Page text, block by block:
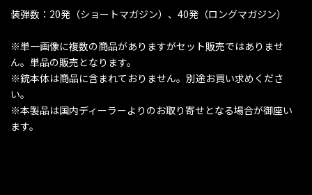
装弾数：20発（ショートマガジン）、40発（ロングマガジン）
※単一画像に複数の商品がありますがセット販売ではありませ
ん。単品の販売となります。
※銃本体は商品に含まれておりません。別途お買い求めくださ
い。
※本製品は国内ディーラーよりのお取り寄せとなる場合が御座い
ます。